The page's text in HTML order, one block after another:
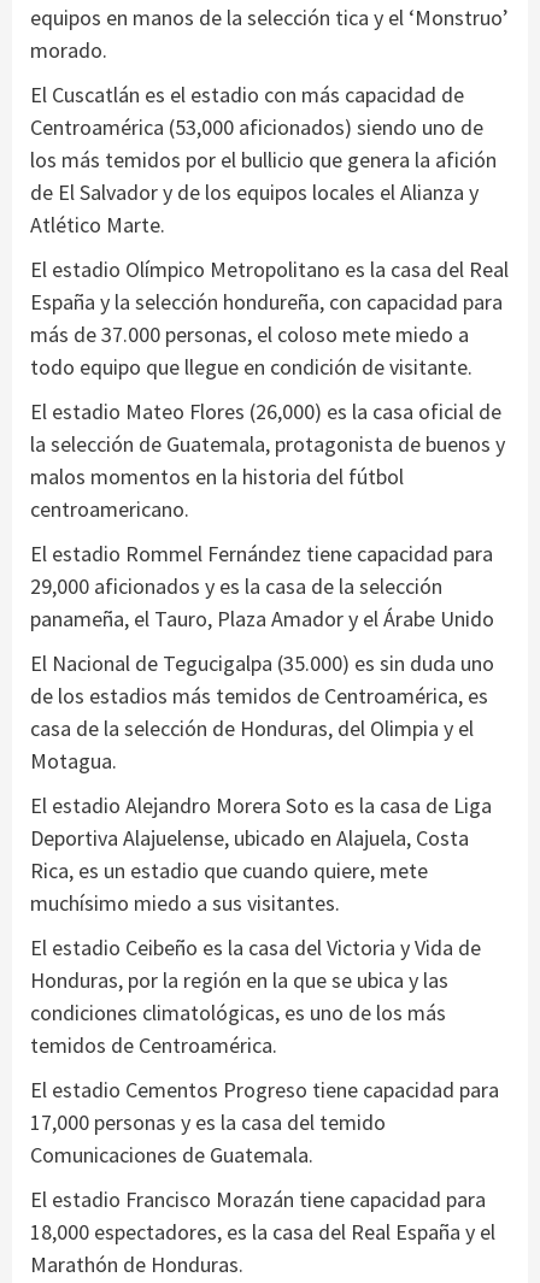
equipos en manos de la selección tica y el ‘Monstruo’
morado.
El Cuscatlán es el estadio con más capacidad de
Centroamérica (53,000 aficionados) siendo uno de
los más temidos por el bullicio que genera la afición
de El Salvador y de los equipos locales el Alianza y
Atlético Marte.
El estadio Olímpico Metropolitano es la casa del Real
España y la selección hondureña, con capacidad para
más de 37.000 personas, el coloso mete miedo a
todo equipo que llegue en condición de visitante.
El estadio Mateo Flores (26,000) es la casa oficial de
la selección de Guatemala, protagonista de buenos y
malos momentos en la historia del fútbol
centroamericano.
El estadio Rommel Fernández tiene capacidad para
29,000 aficionados y es la casa de la selección
panameña, el Tauro, Plaza Amador y el Árabe Unido
El Nacional de Tegucigalpa (35.000) es sin duda uno
de los estadios más temidos de Centroamérica, es
casa de la selección de Honduras, del Olimpia y el
Motagua.
El estadio Alejandro Morera Soto es la casa de Liga
Deportiva Alajuelense, ubicado en Alajuela, Costa
Rica, es un estadio que cuando quiere, mete
muchísimo miedo a sus visitantes.
El estadio Ceibeño es la casa del Victoria y Vida de
Honduras, por la región en la que se ubica y las
condiciones climatológicas, es uno de los más
temidos de Centroamérica.
El estadio Cementos Progreso tiene capacidad para
17,000 personas y es la casa del temido
Comunicaciones de Guatemala.
El estadio Francisco Morazán tiene capacidad para
18,000 espectadores, es la casa del Real España y el
Marathón de Honduras.